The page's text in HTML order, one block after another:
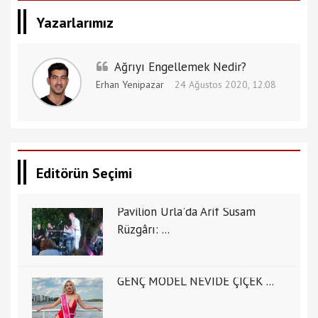
Yazarlarımız
Ağrıyı Engellemek Nedir?
Erhan Yenipazar 24 Ağustos 2020, 12:08
Editörün Seçimi
Pavilion Urla'da Arif Susam
Rüzgârı: ...
GENÇ MODEL NEVİDE ÇİÇEK ...